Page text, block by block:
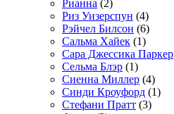
Рианна (2)
Риз Уизерспун (4)
Рэйчел Билсон (6)
Сальма Хайек (1)
Сара Джессика Паркер
Сельма Блэр (1)
Сиенна Миллер (4)
Синди Кроуфорд (1)
Стефани Пратт (3)